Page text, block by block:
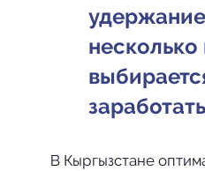
В Кыргызстане